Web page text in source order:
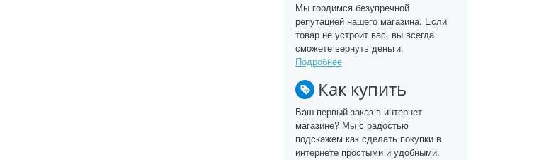
Мы гордимся безупречной
репутацией нашего магазина. Если
товар не устроит вас, вы всегда
сможете вернуть деньги.
Подробнее
Как купить
Ваш первый заказ в интернет-
магазине? Мы с радостью
подскажем как сделать покупки в
интернете простыми и удобными.